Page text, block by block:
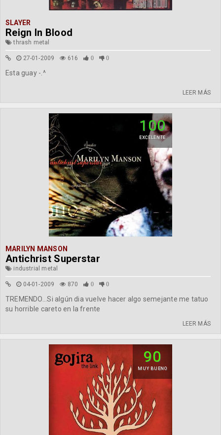
SLAYER
Reign In Blood
thrash metal
27-01-2009 616 0 0
Esta guay -.^
LEER MÁS
100
EXCELENTE
MARILYN MANSON
Antichrist Superstar
industrial metal
04-01-2009 870 0 0
TREMENDO...Si algún dia vuelve hacer algo semejante me tatuo
su horrible careto en la frente
LEER MÁS
90
MUY BUENO